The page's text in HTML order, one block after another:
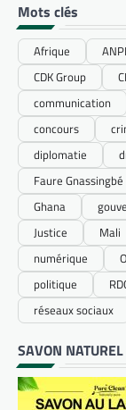
Mots clés
Afrique
CDK Group
communication
concours
diplomatie
Faure Gnassingbé
Ghana
Justice
Mali
numérique
politique
réseaux sociaux
SAVON